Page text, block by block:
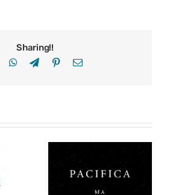
Sharing!!
FacebookWhatsApp
TelegramPinterestEmail